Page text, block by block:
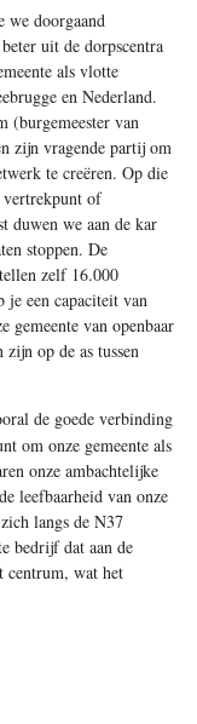
we doorgaand
uit de dorpscentra
als vlotte
en Nederland.
(burgemeester van
zijn vragende partij om
te creëren. Op die
vertrekpunt of
duwen we aan de kar
stoppen. De
zelf 16.000
je een capaciteit van
gemeente van openbaar
op de as tussen
de goede verbinding
om onze gemeente als
onze ambachtelijke
leefbaarheid van onze
langs de N37
bedrijf dat aan de
centrum, wat het